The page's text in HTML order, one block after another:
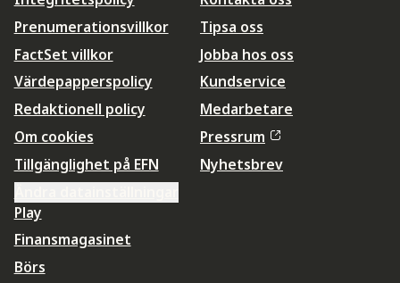
Prenumerationsvillkor
FactSet villkor
Värdepapperspolicy
Redaktionell policy
Om cookies
Tillgänglighet på EFN
Tipsa oss
Jobba hos oss
Kundservice
Medarbetare
Pressrum
Nyhetsbrev
Play
Finansmagasinet
Börs